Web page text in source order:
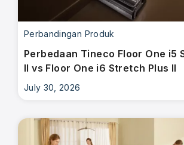
Perbandingan Produk
Perbedaan Tineco Floor One i5
II vs Floor One i6 Stretch Plus II
July 30, 2026